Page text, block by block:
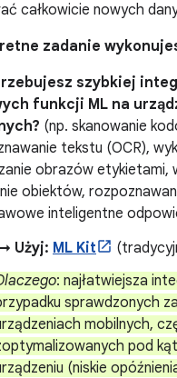
całkowicie nowych
zadanie
szybkiej
funkcji ML na
(np. skanowanie
tekstu (OCR),
obrazów etykietami,
obiektów,
inteligentne
Użyj: ML Kit
: najłatwiejsza
sprawdzonych
mobilnych,
pod
(niskie